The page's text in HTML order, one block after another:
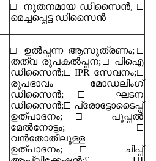
□ നൂതനമായ ഡിസൈൻ, □
മെച്ചപ്പെട്ട ഡിസൈൻ
□ ഉൽപ്പന്ന ആസൂത്രണം;□
തത്വ രൂപകൽപ്പന;□ പിഐ
ഡിസൈൻ;□ IPR സേവനം;□
രൂപഭാവം മോഡലിംഗ്
ഡിസൈൻ;□ ഘടന
ഡിസൈൻ;□ പ്രോട്ടോടൈപ്പ്
ഉത്പാദനം;□ പൂപ്പൽ
മേൽനോട്ടം;□
വൻതോതിലുള്ള
ഉത്പാദനം;□ ചിപ്പ്